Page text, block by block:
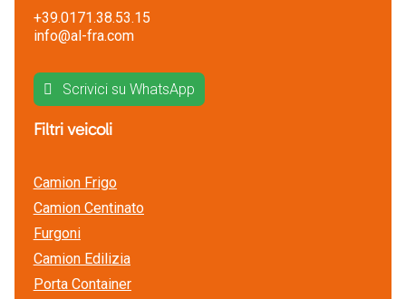
+39.0171.38.53.15
info@al-fra.com
Scrivici su WhatsApp
Filtri veicoli
Camion Frigo
Camion Centinato
Furgoni
Camion Edilizia
Porta Container